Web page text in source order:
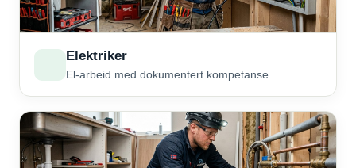
Elektriker
El-arbeid med dokumentert kompetanse